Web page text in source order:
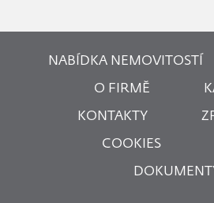
NABÍDKA NEMOVITOSTÍ
O FIRMĚ
KONTAKTY
COOKIES